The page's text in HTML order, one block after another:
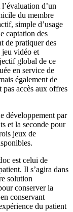
d’un
du membre
simple d’usage
captation des
de pratiquer des
jeu vidéo et
global de ce
en service de
également de
pas accès aux offres
développement par
et la seconde pour
jeux de
est celui de
Il s’agira dans
solution
conserver la
conservant
du patient